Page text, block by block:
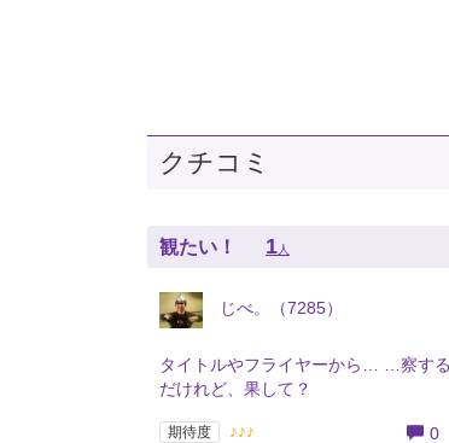
クチコミ
観たい！ 1 人
じべ。（7285）
タイトルやフライヤーから… …察す
だけれど、果して？
期待度 ♪♪♪ 0